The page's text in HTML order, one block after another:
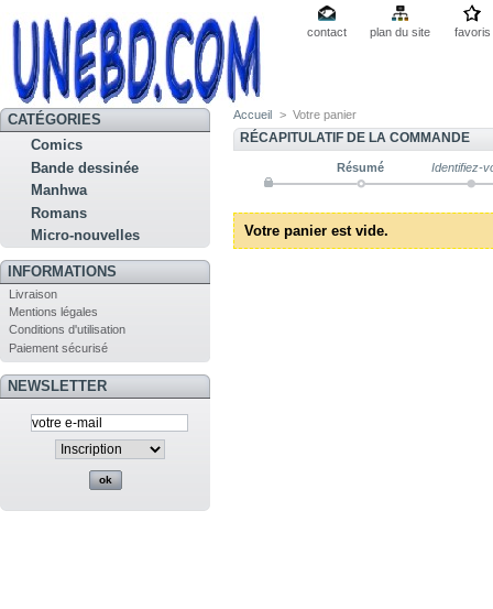
contact plan du site favoris
CATÉGORIES
Comics
Bande dessinée
Manhwa
Romans
Micro-nouvelles
INFORMATIONS
Livraison
Mentions légales
Conditions d'utilisation
Paiement sécurisé
NEWSLETTER
Accueil > Votre panier
RÉCAPITULATIF DE LA COMMANDE
Résumé Identifiez-
Votre panier est vide.